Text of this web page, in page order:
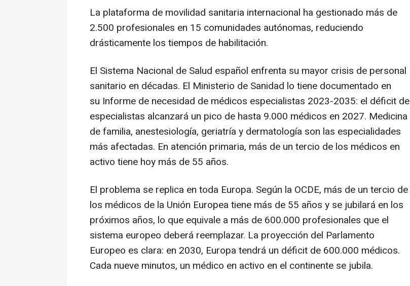
La plataforma de movilidad sanitaria internacional ha gestionado más de
2.500 profesionales en 15 comunidades autónomas, reduciendo
drásticamente los tiempos de habilitación.
El Sistema Nacional de Salud español enfrenta su mayor crisis de personal
sanitario en décadas. El Ministerio de Sanidad lo tiene documentado en
su Informe de necesidad de médicos especialistas 2023-2035: el déficit de
especialistas alcanzará un pico de hasta 9.000 médicos en 2027. Medicina
de familia, anestesiología, geriatría y dermatología son las especialidades
más afectadas. En atención primaria, más de un tercio de los médicos en
activo tiene hoy más de 55 años.
El problema se replica en toda Europa. Según la OCDE, más de un tercio de
los médicos de la Unión Europea tiene más de 55 años y se jubilará en los
próximos años, lo que equivale a más de 600.000 profesionales que el
sistema europeo deberá reemplazar. La proyección del Parlamento
Europeo es clara: en 2030, Europa tendrá un déficit de 600.000 médicos.
Cada nueve minutos, un médico en activo en el continente se jubila.